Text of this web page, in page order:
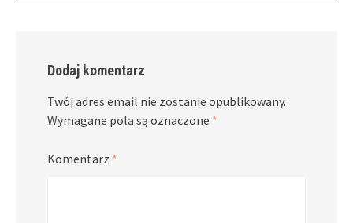
Dodaj komentarz
Twój adres email nie zostanie opublikowany.
Wymagane pola są oznaczone *
Komentarz *